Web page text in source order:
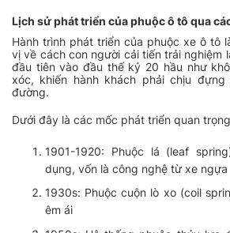
Lịch sử phát triển của phuộc ô tô qua
Hành trình phát triển của phuộc xe ô tô
vị về cách con người cải tiến trải nghiệm
đầu tiên vào đầu thế kỷ 20 hầu như
xóc, khiến hành khách phải chịu
đường.
Dưới đây là các mốc phát triển quan
1901-1920: Phuộc lá (leaf
dụng, vốn là công nghệ từ xe ngựa
1930s: Phuộc cuộn lò xo (coil
êm ái